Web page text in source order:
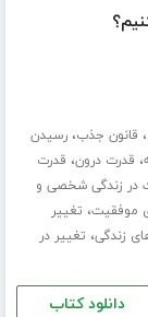
، قانون جذب،رسیدن
، قدرت درون، قدرت
در زندگی شخصی و
موفقیت، تغییر
زندگی، تغییر در
دانلود کتاب